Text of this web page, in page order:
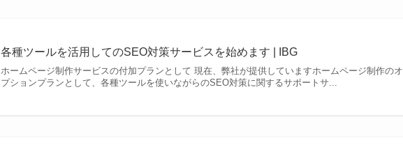
各種ツールを活用してのSEO対策サービスを始めます | IBG
ホームページ制作サービスの付加プランとして 現在、弊社が提供していますホームページ制作のオ
プションプランとして、各種ツールを使いながらのSEO対策に関するサポートサ...